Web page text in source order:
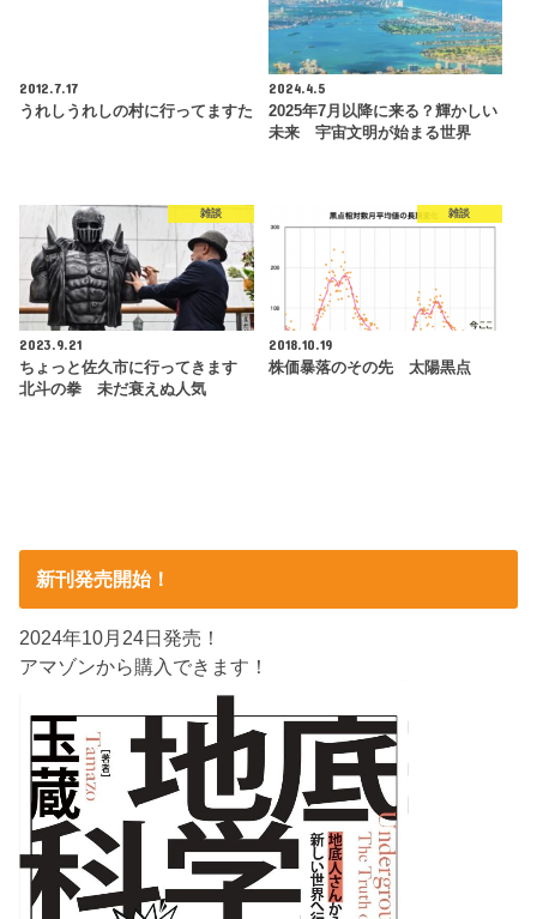
2012.7.17
うれしうれしの村に行ってますた
2024.4.5
2025年7月以降に来る？輝かしい
未来 宇宙文明が始まる世界
雑談
2023.9.21
ちょっと佐久市に行ってきます
北斗の拳 未だ衰えぬ人気
雑談
2018.10.19
株価暴落のその先 太陽黒点
新刊発売開始！
2024年10月24日発売！
アマゾンから購入できます！